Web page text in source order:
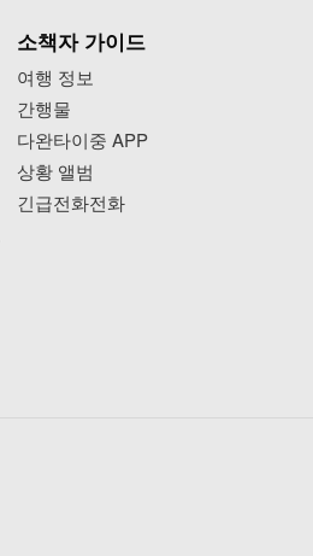
소책자 가이드
여행 정보
간행물
다완타이중 APP
상황 앨범
긴급전화전화